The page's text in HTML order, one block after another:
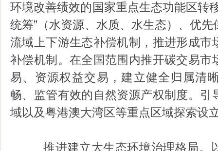
环境改善绩效的国家重点生态功能区转
统筹”（水资源、水质、水生态）、优
流域上下游生态补偿机制，推进形成市
补偿机制。在全国范围内推开碳交易市
易、资源权益交易，建立健全归属清
畅、监管有效的自然资源产权制度。引
域以及粤港澳大湾区等重点区域探索设
推进建立大生态环境治理格局。以